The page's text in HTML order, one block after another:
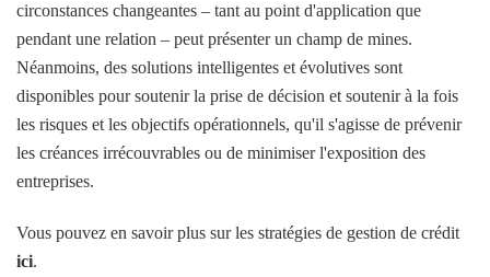
circonstances changeantes – tant au point d'application que
pendant une relation – peut présenter un champ de mines.
Néanmoins, des solutions intelligentes et évolutives sont
disponibles pour soutenir la prise de décision et soutenir à la fois
les risques et les objectifs opérationnels, qu'il s'agisse de prévenir
les créances irrécouvrables ou de minimiser l'exposition des
entreprises.
Vous pouvez en savoir plus sur les stratégies de gestion de crédit
ici.